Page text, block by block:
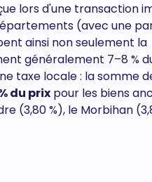
lors d'une transaction
(avec une
ainsi non seulement la
généralement 7–8 %
taxe locale : la somme
du prix pour les biens
(3,80 %), le Morbihan